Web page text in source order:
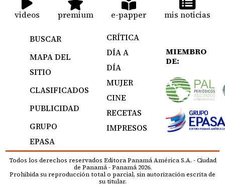
videos premium e-papper mis noticias
BUSCAR
MAPA DEL
SITIO
CLASIFICADOS
PUBLICIDAD
GRUPO
EPASA
CRÍTICA
DÍA A
DÍA
MUJER
CINE
RECETAS
IMPRESOS
MIEMBRO
DE:
Todos los derechos reservados Editora Panamá América S.A. - Ciudad
de Panamá - Panamá 2026.
Prohibida su reproducción total o parcial, sin autorización escrita de
su titular.